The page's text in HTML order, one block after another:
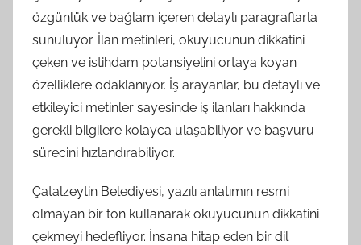
özgünlük ve bağlam içeren detaylı paragraflarla
sunuluyor. İlan metinleri, okuyucunun dikkatini
çeken ve istihdam potansiyelini ortaya koyan
özelliklere odaklanıyor. İş arayanlar, bu detaylı ve
etkileyici metinler sayesinde iş ilanları hakkında
gerekli bilgilere kolayca ulaşabiliyor ve başvuru
sürecini hızlandırabiliyor.
Çatalzeytin Belediyesi, yazılı anlatımın resmi
olmayan bir ton kullanarak okuyucunun dikkatini
çekmeyi hedefliyor. İnsana hitap eden bir dil